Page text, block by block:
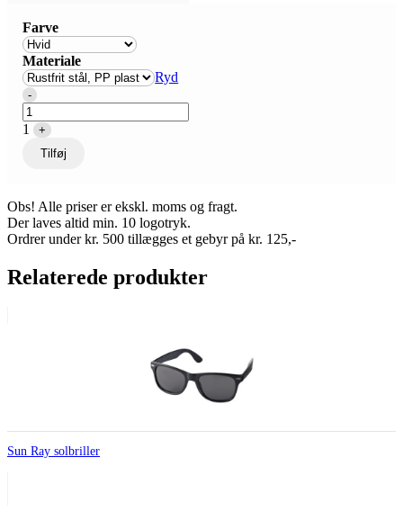
Farve
Materiale
Ryd
Quantity
-
1
+
Tilføj
Obs! Alle priser er ekskl. moms og fragt.
Der laves altid min. 10 logotryk.
Ordrer under kr. 500 tillægges et gebyr på kr. 125,-
Relaterede produkter
Sun Ray solbriller